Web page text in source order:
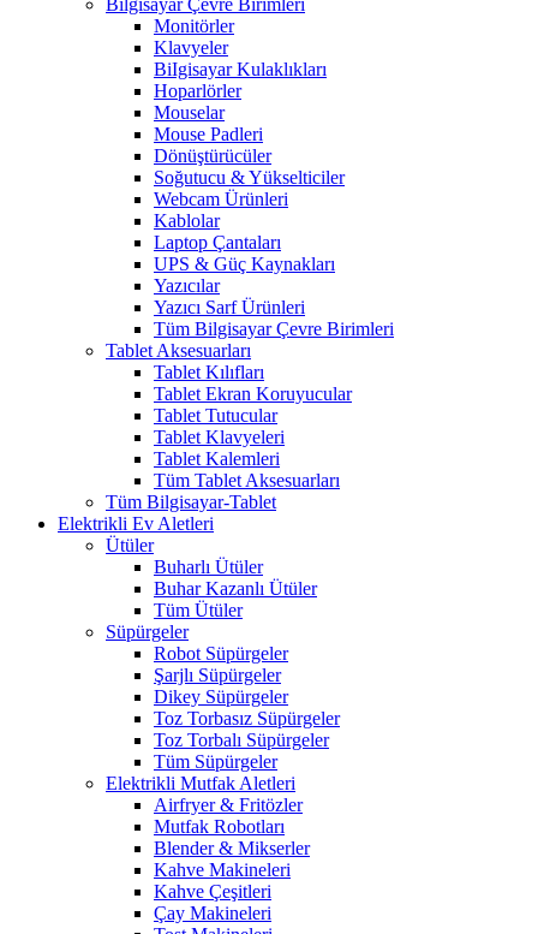
Bilgisayar Çevre Birimleri
Monitörler
Klavyeler
BiIgisayar Kulaklıkları
Hoparlörler
Mouselar
Mouse Padleri
Dönüştürücüler
Soğutucu & Yükselticiler
Webcam Ürünleri
Kablolar
Laptop Çantaları
UPS & Güç Kaynakları
Yazıcılar
Yazıcı Sarf Ürünleri
Tüm Bilgisayar Çevre Birimleri
Tablet Aksesuarları
Tablet Kılıfları
Tablet Ekran Koruyucular
Tablet Tutucular
Tablet Klavyeleri
Tablet Kalemleri
Tüm Tablet Aksesuarları
Tüm Bilgisayar-Tablet
Elektrikli Ev Aletleri
Ütüler
Buharlı Ütüler
Buhar Kazanlı Ütüler
Tüm Ütüler
Süpürgeler
Robot Süpürgeler
Şarjlı Süpürgeler
Dikey Süpürgeler
Toz Torbasız Süpürgeler
Toz Torbalı Süpürgeler
Tüm Süpürgeler
Elektrikli Mutfak Aletleri
Airfryer & Fritözler
Mutfak Robotları
Blender & Mikserler
Kahve Makineleri
Kahve Çeşitleri
Çay Makineleri